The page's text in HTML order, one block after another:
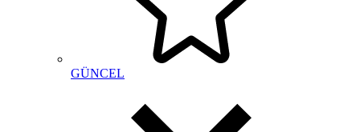
GÜNCEL